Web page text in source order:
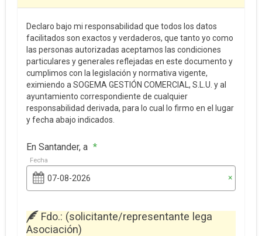
Declaro bajo mi responsabilidad que todos los datos
facilitados son exactos y verdaderos, que tanto yo como
las personas autorizadas aceptamos las condiciones
particulares y generales reflejadas en este documento y
cumplimos con la legislación y normativa vigente,
eximiendo a SOGEMA GESTIÓN COMERCIAL, S.L.U. y al
ayuntamiento correspondiente de cualquier
responsabilidad derivada, para lo cual lo firmo en el lugar
y fecha abajo indicados.
En Santander, a *
Fecha
×
Fdo.: (solicitante/representante lega
Asociación)